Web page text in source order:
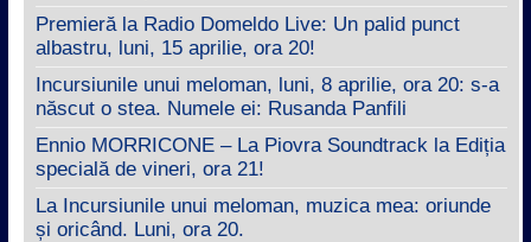
Premieră la Radio Domeldo Live: Un palid punct
albastru, luni, 15 aprilie, ora 20!
Incursiunile unui meloman, luni, 8 aprilie, ora 20: s-a
născut o stea. Numele ei: Rusanda Panfili
Ennio MORRICONE – La Piovra Soundtrack la Ediția
specială de vineri, ora 21!
La Incursiunile unui meloman, muzica mea: oriunde
și oricând. Luni, ora 20.